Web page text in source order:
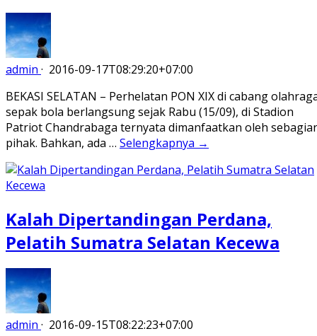
admin · 2016-09-17T08:29:20+07:00
BEKASI SELATAN – Perhelatan PON XIX di cabang
sepak bola berlangsung sejak Rabu (15/09), di Stadion
Patriot Chandrabaga ternyata dimanfaatkan oleh
pihak. Bahkan, ada … Selengkapnya →
Kalah Dipertandingan Perdana,
Pelatih Sumatra Selatan Kecewa
admin · 2016-09-15T08:22:23+07:00